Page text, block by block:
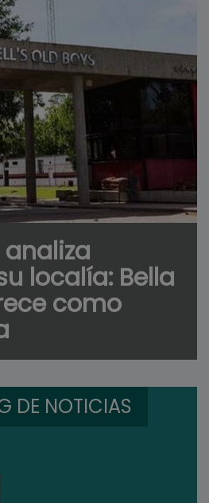
analiza
localía: Bella
como
DE NOTICIAS